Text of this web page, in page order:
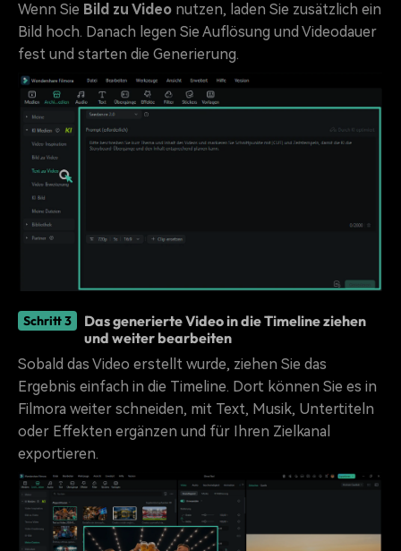
Wenn Sie Bild zu Video nutzen, laden Sie zusätzlich ein
Bild hoch. Danach legen Sie Auflösung und Videodauer
fest und starten die Generierung.
Schritt 3
Das generierte Video in die Timeline ziehen
und weiter bearbeiten
Sobald das Video erstellt wurde, ziehen Sie das
Ergebnis einfach in die Timeline. Dort können Sie es in
Filmora weiter schneiden, mit Text, Musik, Untertiteln
oder Effekten ergänzen und für Ihren Zielkanal
exportieren.